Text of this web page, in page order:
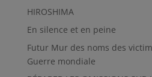
HIROSHIMA
En silence et en peine
Futur Mur des noms des
Guerre mondiale